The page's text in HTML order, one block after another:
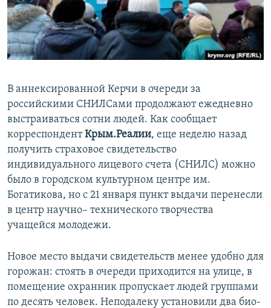
ПОБЕДИТЕЛЕЙ НЕ СУДЯТ?
КРЫМ.НЕПОКОРЕННЫЙ
ELIFBE
ПРИСОЕДИНЯЙТЕСЬ!
Все сайты RFE/RL
В аннексированной Керчи в очереди за
российскими СНИЛСами продолжают ежедневно
выстраиваться сотни людей. Как сообщает
корреспондентКрым.Реалии, еще неделю назад
получить страховое свидетельство
индивидуального лицевого счета (СНИЛС) можно
было в городском культурном центре им.
Богатикова, но с 21 января пункт выдачи перенесли
в центр научно– технического творчества
учащейся молодежи.
Новое место выдачи свидетельств менее удобно для
горожан: стоять в очереди приходится на улице, в
помещение охранник пропускает людей группами
по десять человек. Неподалеку установили два био-